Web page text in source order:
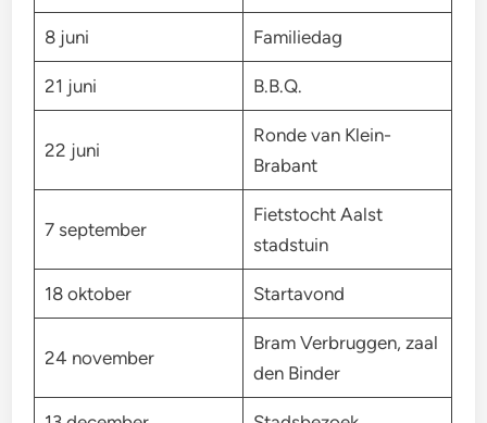
8 juni Familiedag
21 juni B.B.Q.
22 juni
Ronde van Klein-
Brabant
7 september
Fietstocht Aalst
stadstuin
18 oktober Startavond
24 november
Bram Verbruggen, zaal
den Binder